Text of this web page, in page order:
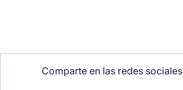
Comparte en las redes sociales